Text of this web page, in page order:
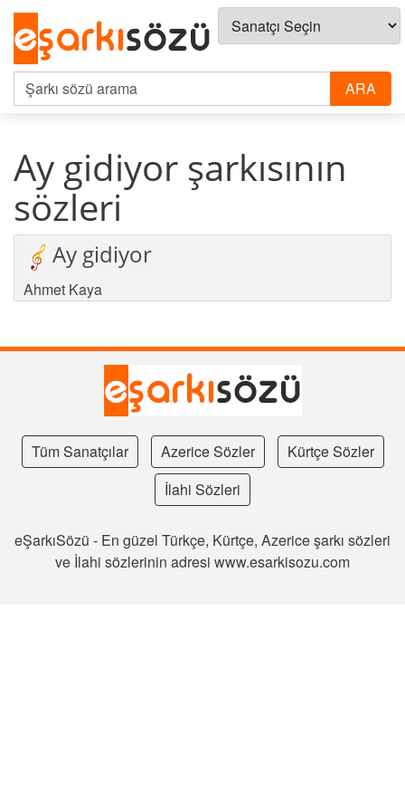
Ay gidiyor şarkısının
sözleri
Ay gidiyor
Ahmet Kaya
Tüm Sanatçılar Azerice Sözler
Kürtçe Sözler
İlahi Sözleri
eŞarkıSözü - En güzel Türkçe, Kürtçe, Azerice şarkı sözleri
ve İlahi sözlerinin adresi www.esarkisozu.com